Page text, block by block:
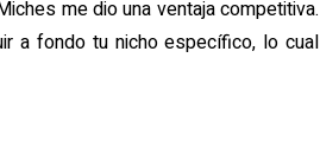
me dio una ventaja competitiva.
a fondo tu nicho específico, lo cual